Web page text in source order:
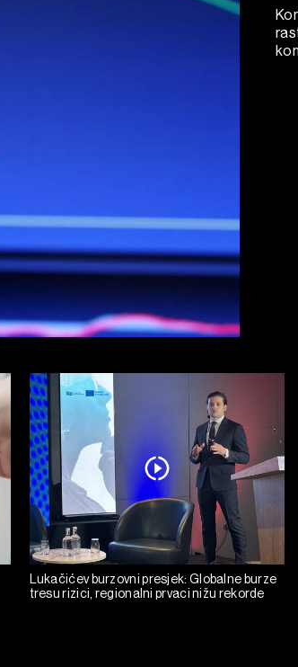
Lukačićev burzovni presjek: Globalne burze
tresu rizici, regionalni prvaci nižu rekorde